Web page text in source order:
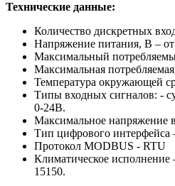
Технические данные:
Количество дискретных
Напряжение питания, В –
Максимальный
Максимальная
Температура окружающей
Типы входных сигналов: -
0-24В.
Максимальное напряжение
Тип цифрового интерфейса
Протокол MODBUS - RTU
Климатическое
15150.